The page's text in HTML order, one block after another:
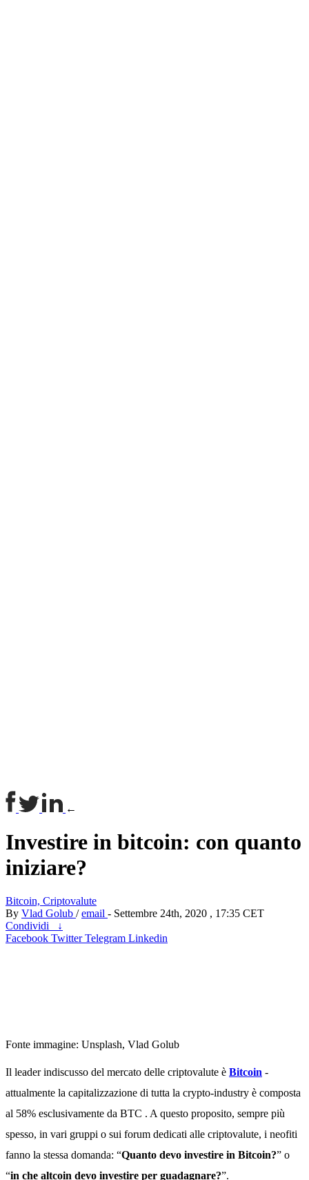
←
Investire in bitcoin: con quanto
iniziare?
Bitcoin, Criptovalute
By Vlad Golub /email - Settembre 24th, 2020 , 17:35 CET
Condividi
↓
Facebook TwitterTelegram Linkedin
Fonte immagine: Unsplash, Vlad Golub
Il leader indiscusso del mercato delle criptovalute è Bitcoin -
attualmente la capitalizzazione di tutta la crypto-industry è composta
al 58% esclusivamente da BTC . A questo proposito, sempre più
spesso, in vari gruppi o sui forum dedicati alle criptovalute, i neofiti
fanno la stessa domanda: “Quanto devo investire in Bitcoin?” o
“in che altcoin devo investire per guadagnare?”.